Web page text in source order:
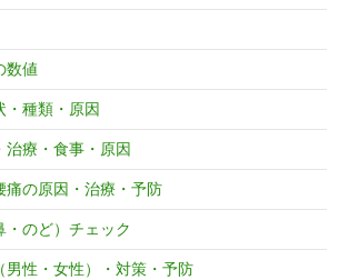
数値
・種類・原因
治療・食事・原因
痛の原因・治療・予防
のど）チェック
男性・女性）・対策・予防